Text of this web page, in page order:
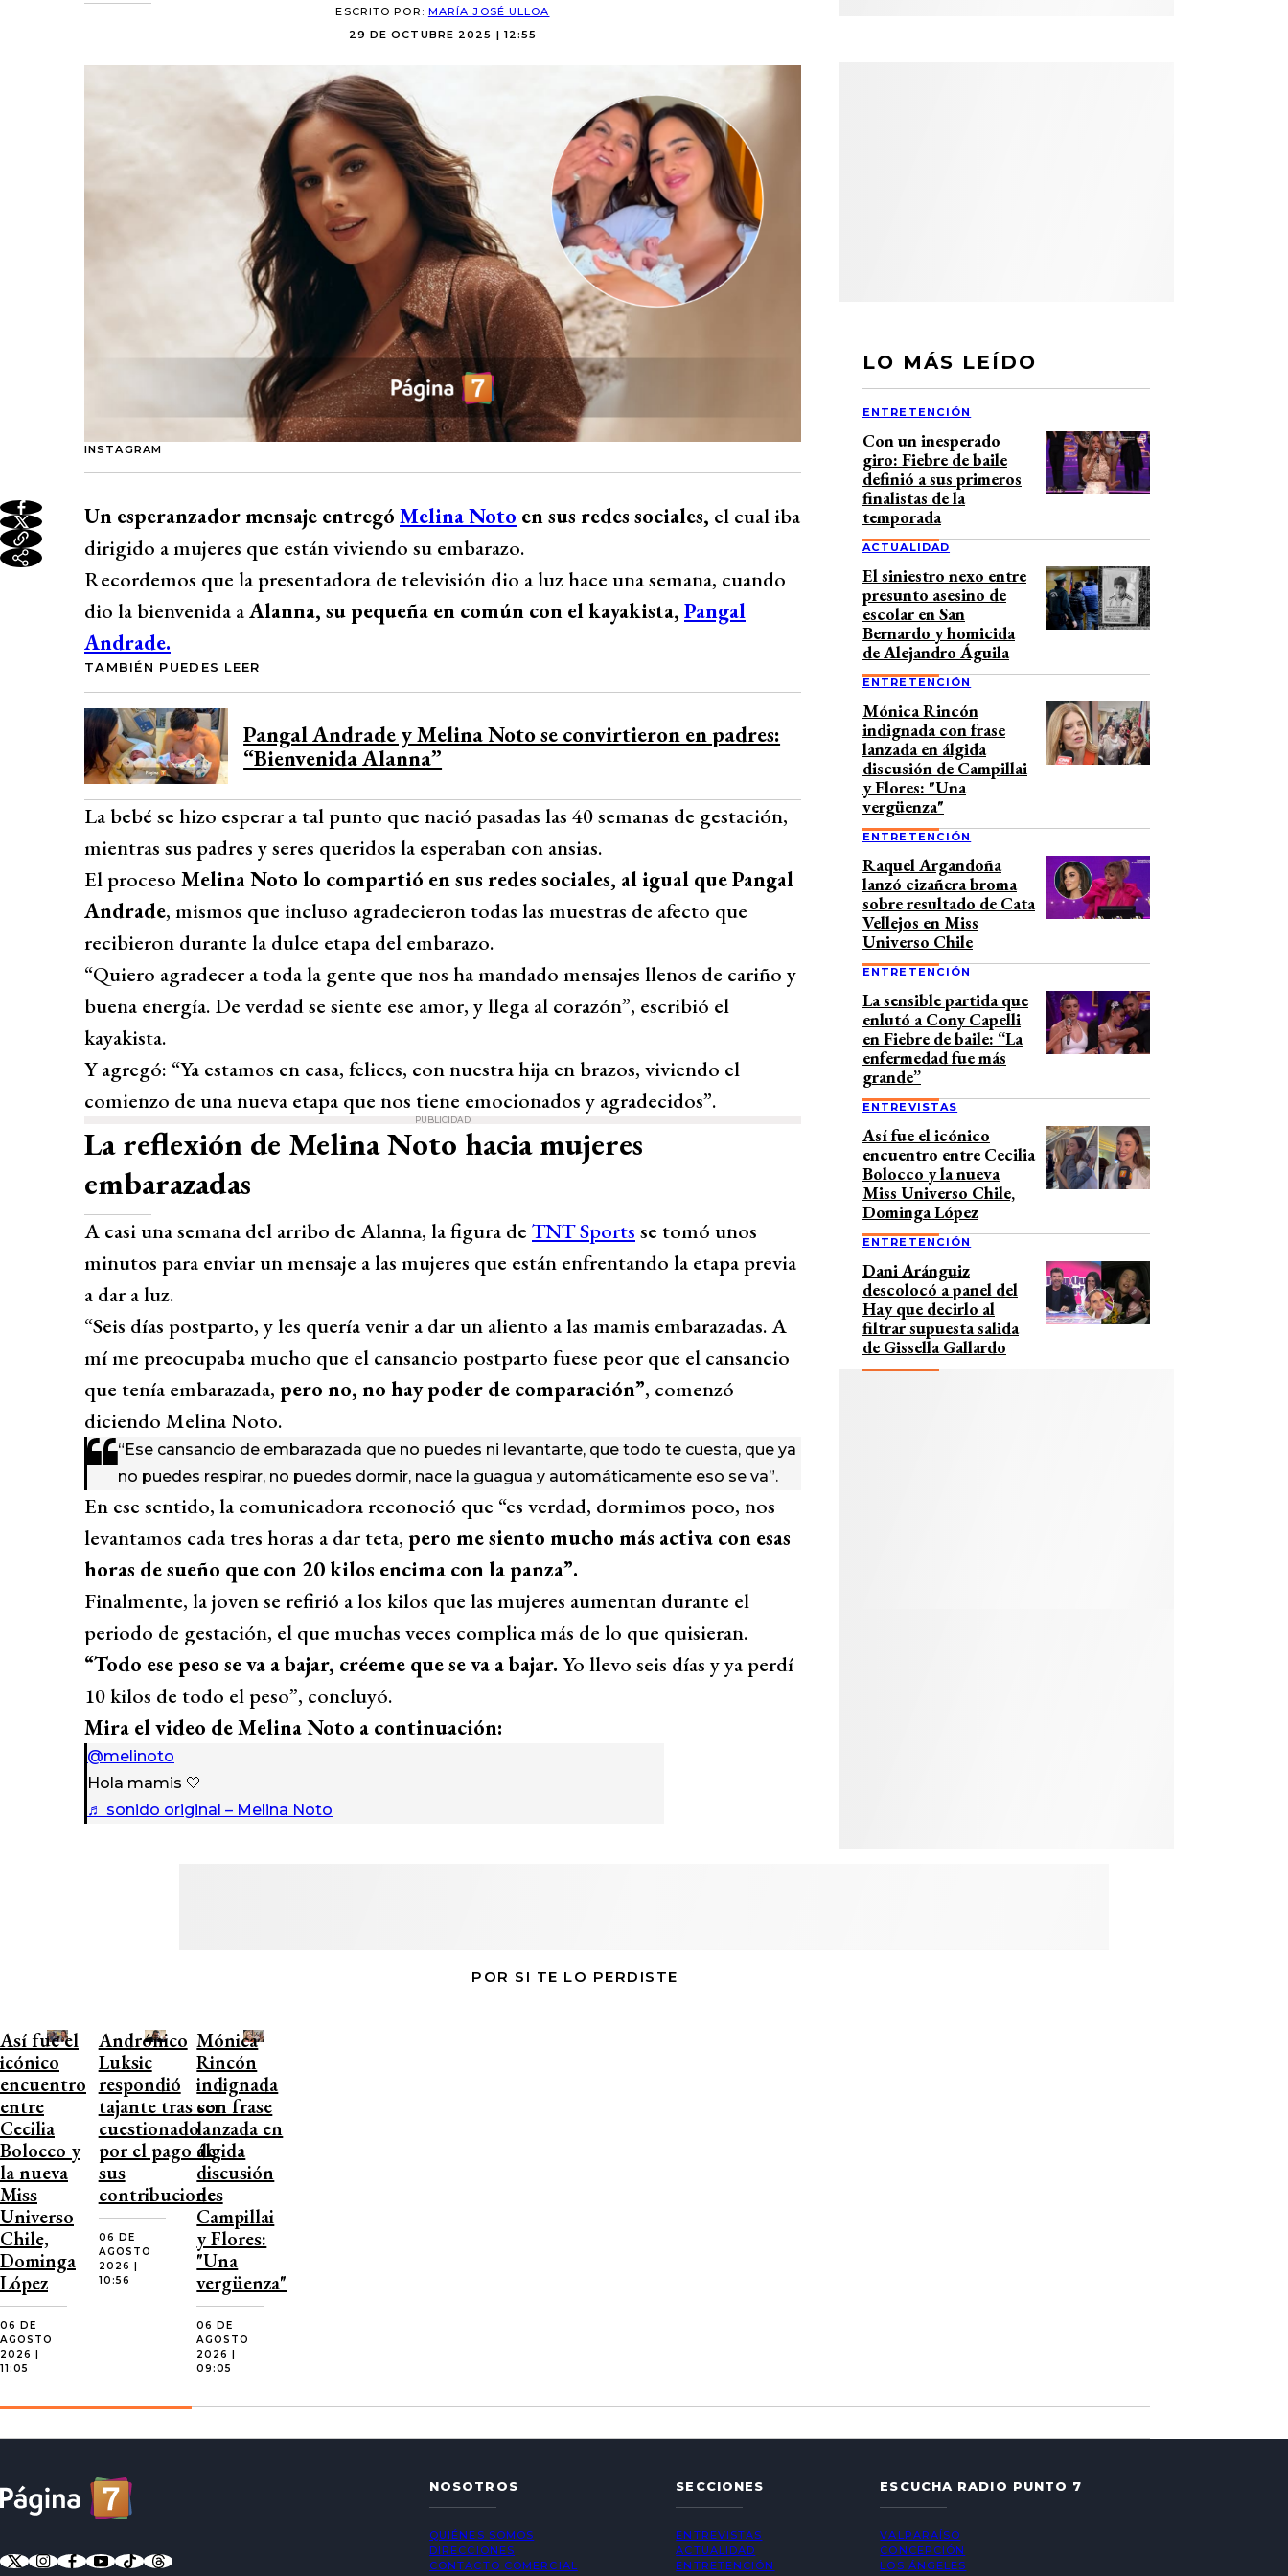
ESCRITO POR: MARÍA JOSÉ ULLOA
29 DE OCTUBRE 2025 | 12:55
INSTAGRAM
Un esperanzador mensaje entregó Melina Noto en sus redes sociales, el cual iba
dirigido a mujeres que están viviendo su embarazo.
Recordemos que la presentadora de televisión dio a luz hace una semana, cuando
dio la bienvenida aAlanna, su pequeña en común con el kayakista, Pangal
Andrade.
TAMBIÉN PUEDES LEER
Pangal Andrade y Melina Noto se convirtieron en padres:
“Bienvenida Alanna”
La bebé se hizo esperar a tal punto que nació pasadas las 40 semanas de gestación,
mientras sus padres y seres queridos la esperaban con ansias.
El proceso Melina Noto lo compartió en sus redes sociales, al igual que Pangal
Andrade, mismos que incluso agradecieron todas las muestras de afecto que
recibieron durante la dulce etapa del embarazo.
“Quiero agradecer a toda la gente que nos ha mandado mensajes llenos de cariño y
buena energía. De verdad se siente ese amor, y llega al corazón”, escribió el
kayakista.
Y agregó: “Ya estamos en casa, felices, con nuestra hija en brazos, viviendo el
comienzo de una nueva etapa que nos tiene emocionados y agradecidos”.
PUBLICIDAD
La reflexión de Melina Noto hacia mujeres
embarazadas
A casi una semana del arribo de Alanna, la figura de TNT Sports se tomó unos
minutos para enviar un mensaje a las mujeres que están enfrentando la etapa previa
a dar a luz.
“Seis días postparto, y les quería venir a dar un aliento a las mamis embarazadas. A
mí me preocupaba mucho que el cansancio postparto fuese peor que el cansancio
que tenía embarazada, pero no, no hay poder de comparación”, comenzó
diciendo Melina Noto.
“Ese cansancio de embarazada que no puedes ni levantarte, que todo te cuesta, que ya
no puedes respirar, no puedes dormir, nace la guagua y automáticamente eso se va”.
En ese sentido, la comunicadora reconoció que “es verdad, dormimos poco, nos
levantamos cada tres horas a dar teta, pero me siento mucho más activa con esas
horas de sueño que con 20 kilos encima con la panza”.
Finalmente, la joven se refirió a los kilos que las mujeres aumentan durante el
periodo de gestación, el que muchas veces complica más de lo que quisieran.
“Todo ese peso se va a bajar, créeme que se va a bajar. Yo llevo seis días y ya perdí
10 kilos de todo el peso”, concluyó.
Mira el video de Melina Noto a continuación:
@melinoto
Hola mamis 🤍
♬ sonido original – Melina Noto
LO MÁS LEÍDO
ENTRETENCIÓN
Con un inesperado
giro: Fiebre de baile
definió a sus primeros
finalistas de la
temporada
ACTUALIDAD
El siniestro nexo entre
presunto asesino de
escolar en San
Bernardo y homicida
de Alejandro Águila
ENTRETENCIÓN
Mónica Rincón
indignada con frase
lanzada en álgida
discusión de Campillai
y Flores: "Una
vergüenza"
ENTRETENCIÓN
Raquel Argandoña
lanzó cizañera broma
sobre resultado de Cata
Vellejos en Miss
Universo Chile
ENTRETENCIÓN
La sensible partida que
enlutó a Cony Capelli
en Fiebre de baile: “La
enfermedad fue más
grande”
ENTREVISTAS
Así fue el icónico
encuentro entre Cecilia
Bolocco y la nueva
Miss Universo Chile,
Dominga López
ENTRETENCIÓN
Dani Aránguiz
descolocó a panel del
Hay que decirlo al
filtrar supuesta salida
de Gissella Gallardo
POR SI TE LO PERDISTE
Así fue el
icónico
encuentro
entre
Cecilia
Bolocco y
la nueva
Miss
Universo
Chile,
Dominga
López
06 DE
AGOSTO
2026 |
11:05
Andrónico
Luksic
respondió
tajante tras ser
cuestionado
por el pago de
sus
contribuciones
06 DE
AGOSTO
2026 |
10:56
Mónica
Rincón
indignada
con frase
lanzada en
álgida
discusión
de
Campillai
y Flores:
"Una
vergüenza"
06 DE
AGOSTO
2026 |
09:05
NOSOTROS
QUIÉNES SOMOS
DIRECCIONES
CONTACTO COMERCIAL
SECCIONES
ENTREVISTAS
ACTUALIDAD
ENTRETENCIÓN
ESCUCHA RADIO PUNTO 7
VALPARAÍSO
CONCEPCIÓN
LOS ÁNGELES